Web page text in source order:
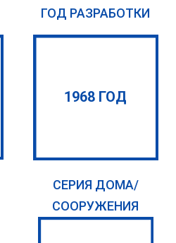
ГОД РАЗРАБОТКИ
1968 ГОД
СЕРИЯ ДОМА/
СООРУЖЕНИЯ